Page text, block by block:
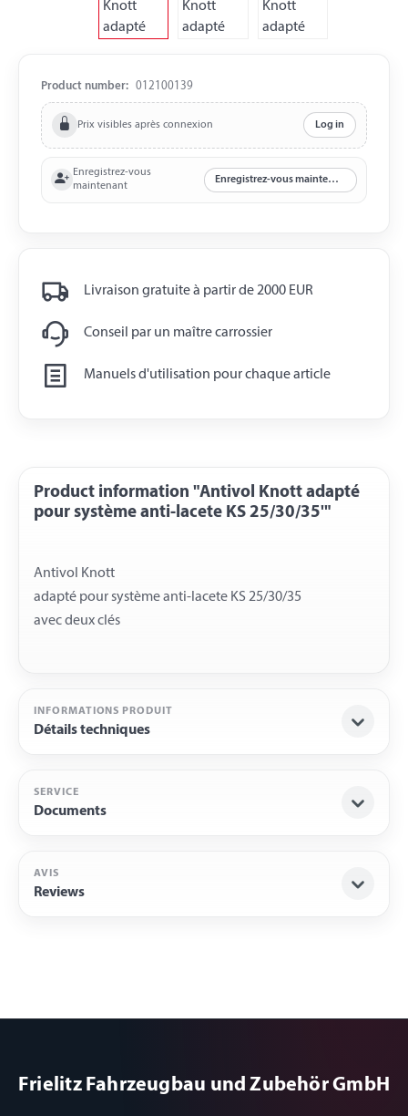
Product number: 012100139
Prix visibles après connexion Log in
Enregistrez-vous
maintenant
Enregistrez-vous maintenant
Livraison gratuite à partir de 2000 EUR
Conseil par un maître carrossier
Manuels d'utilisation pour chaque article
Product information "Antivol Knott adapté
pour système anti-lacete KS 25/30/35'"
Antivol Knott
adapté pour système anti-lacete KS 25/30/35
INFORMATIONS PRODUIT
Détails techniques
SERVICE
Documents
AVIS
Reviews
Frielitz Fahrzeugbau und Zubehör GmbH